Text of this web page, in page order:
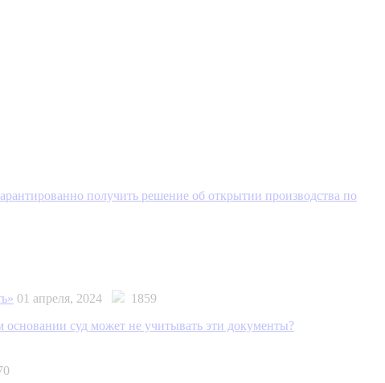
получить решение об открытии производства по
01 апреля, 2024
1859
суд может не учитывать эти документы?